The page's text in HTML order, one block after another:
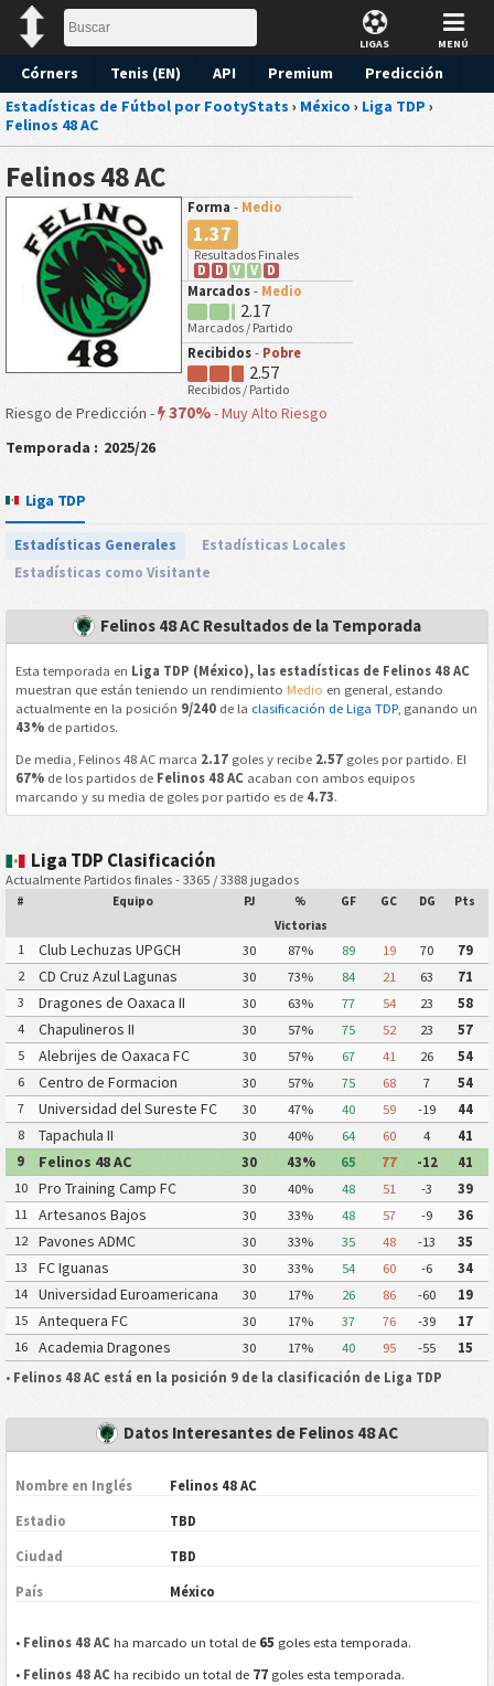
LIGAS MENÚ
Córners Tenis (EN) API Premium
Predicción
Estadísticas de Fútbol por FootyStats › México › Liga TDP ›
Felinos 48 AC
Felinos 48 AC
Forma - Medio
1.37
Resultados Finales
D
D V V D
Marcados - Medio
2.17
Marcados / Partido
Recibidos - Pobre
2.57
Recibidos / Partido
Riesgo de Predicción - 370%-Muy Alto Riesgo
Temporada : 2025/26
Liga TDP
Estadísticas Generales
Estadísticas Locales
Estadísticas como Visitante
Felinos 48 AC Resultados de la Temporada
Esta temporada en Liga TDP (México), las estadísticas de Felinos 48 AC
muestran que están teniendo un rendimiento Medio en general, estando
actualmente en la posición 9/240de la clasificación de Liga TDP, ganando un
43%de partidos.
De media, Felinos 48 AC marca 2.17goles y recibe 2.57goles por partido. El
67%de los partidos de Felinos 48 ACacaban con ambos equipos
marcando y su media de goles por partido es de 4.73.
Liga TDP Clasificación
Actualmente Partidos finales - 3365 / 3388 jugados
# Equipo PJ
%
Victorias
GF GC DG Pts
1 Club Lechuzas UPGCH 30 87% 89 19 70
79
2
CD Cruz Azul Lagunas 30 73% 84 21 63
71
3
Dragones de Oaxaca II 30 63% 77 54 23
58
4
Chapulineros II 30 57% 75 52 23
57
5
Alebrijes de Oaxaca FC 30 57% 67 41 26
54
6
Centro de Formacion
Chiapas Futbol
30 57% 75 68 7
54
7
Universidad del Sureste FC 30 47% 40 59 -19
44
8
Tapachula II 30 40% 64 60 4
41
9
Felinos 48 AC 30 43% 65 77 -12
41
10
Pro Training Camp FC 30 40% 48 51 -3
39
11
Artesanos Bajos 30 33% 48 57 -9
36
12
Pavones ADMC 30 33% 35 48 -13
35
13
FC Iguanas 30 33% 54 60 -6
34
14
Universidad Euroamericana
FC
30 17% 26 86 -60
19
15
Antequera FC 30 17% 37 76 -39
17
16
Academia Dragones 30 17% 40 95 -55
15
• Felinos 48 AC está en la posición 9 de la clasificación de Liga TDP
Datos Interesantes de Felinos 48 AC
Nombre en Inglés Felinos 48 AC
Estadio TBD
Ciudad TBD
País México
• Felinos 48 AC ha marcado un total de 65 goles esta temporada.
• Felinos 48 AC ha recibido un total de 77 goles esta temporada.